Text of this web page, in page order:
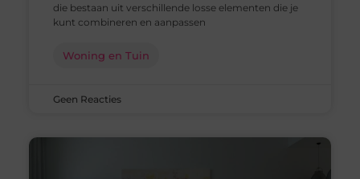
die bestaan uit verschillende losse elementen die je
kunt combineren en aanpassen
Woning en Tuin
Geen Reacties